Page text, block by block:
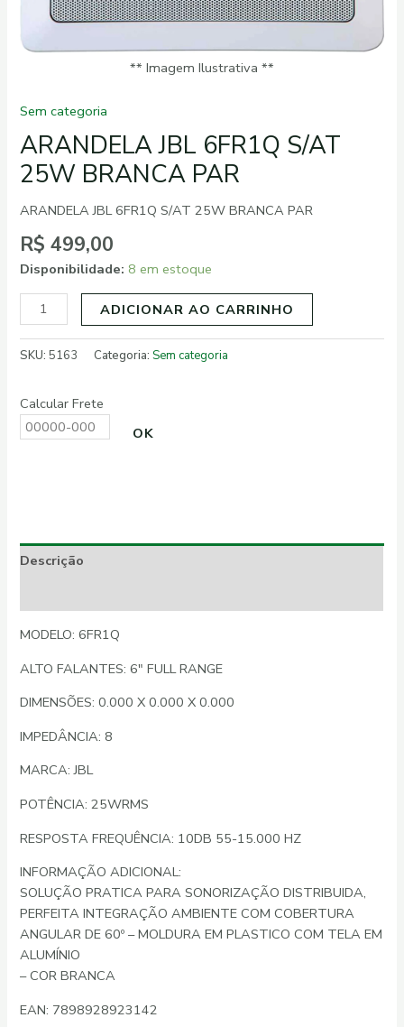
** Imagem Ilustrativa **
Sem categoria
ARANDELA JBL 6FR1Q S/AT
25W BRANCA PAR
ARANDELA JBL 6FR1Q S/AT 25W BRANCA PAR
R$ 499,00
Disponibilidade: 8 em estoque
ADICIONAR AO CARRINHO
SKU:5163 Categoria:Sem categoria
Calcular Frete
OK
Descrição
MODELO: 6FR1Q
ALTO FALANTES: 6″ FULL RANGE
DIMENSÕES: 0.000 X 0.000 X 0.000
IMPEDÂNCIA: 8
MARCA: JBL
POTÊNCIA: 25WRMS
RESPOSTA FREQUÊNCIA: 10DB 55-15.000 HZ
INFORMAÇÃO ADICIONAL:
SOLUÇÃO PRATICA PARA SONORIZAÇÃO DISTRIBUIDA,
PERFEITA INTEGRAÇÃO AMBIENTE COM COBERTURA
ANGULAR DE 60º – MOLDURA EM PLASTICO COM TELA EM
ALUMÍNIO
– COR BRANCA
EAN: 7898928923142